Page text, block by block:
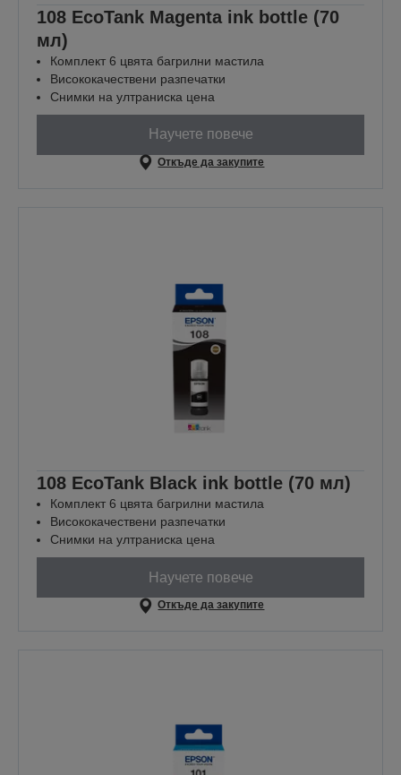
108 EcoTank Magenta ink bottle (70
мл)
Комплект 6 цвята багрилни мастила
Висококачествени разпечатки
Снимки на ултраниска цена
Научете повече
Откъде да закупите
108 EcoTank Black ink bottle (70 мл)
Комплект 6 цвята багрилни мастила
Висококачествени разпечатки
Снимки на ултраниска цена
Научете повече
Откъде да закупите